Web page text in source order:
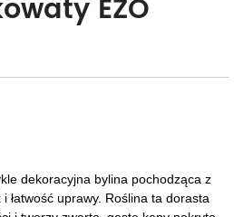
EZO
dekoracyjna bylina pochodząca z
łatwość uprawy. Roślina ta dorasta